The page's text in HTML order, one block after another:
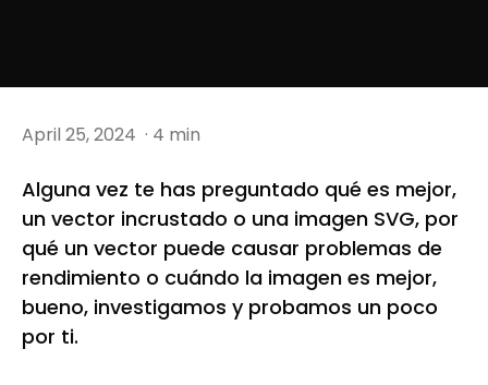
April 25, 2024 · 4 min
Alguna vez te has preguntado qué es mejor,
un vector incrustado o una imagen SVG, por
qué un vector puede causar problemas de
rendimiento o cuándo la imagen es mejor,
bueno, investigamos y probamos un poco
por ti.